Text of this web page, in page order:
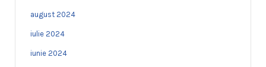
august 2024
iulie 2024
iunie 2024